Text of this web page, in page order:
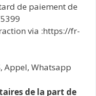
de paiement de
via :https://fr-
Appel, Whatsapp
de la part de